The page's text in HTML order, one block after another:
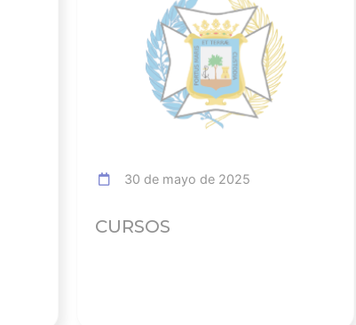
30 de mayo de 2025
CURSOS